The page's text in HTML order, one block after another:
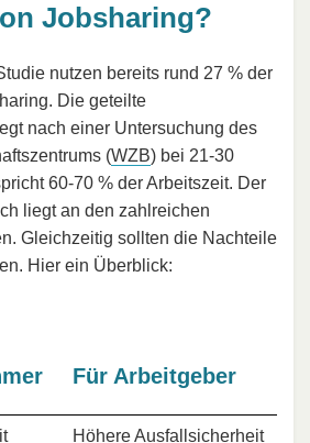
Jobsharing?
nutzen bereits rund 27 % der
Die geteilte
nach einer Untersuchung des
(WZB) bei 21-30
60-70 % der Arbeitszeit. Der
liegt an den zahlreichen
Gleichzeitig sollten die Nachteile
Hier ein Überblick:
Für Arbeitgeber
Höhere Ausfallsicherheit